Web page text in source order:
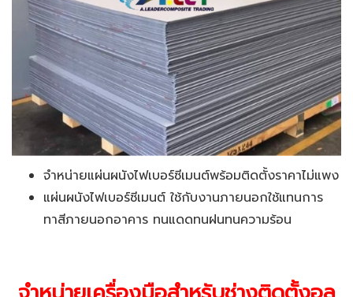
จำหน่ายแผ่นผนังไฟเบอร์ซีเมนต์พร้อมติดตั้งราคาไม่แพง
แผ่นผนังไฟเบอร์ซีเมนต์ ใช้กับงานภายนอกใช้แทนการ
ทาสีภายนอกอาคาร ทนแดดทนฝนทนความร้อน